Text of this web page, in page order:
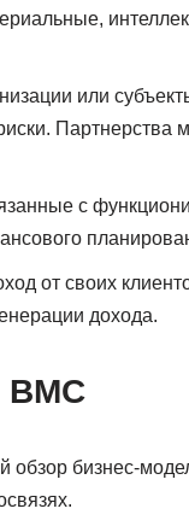
или
Партнерства
с
от своих
дохода.
обзор бизнес-